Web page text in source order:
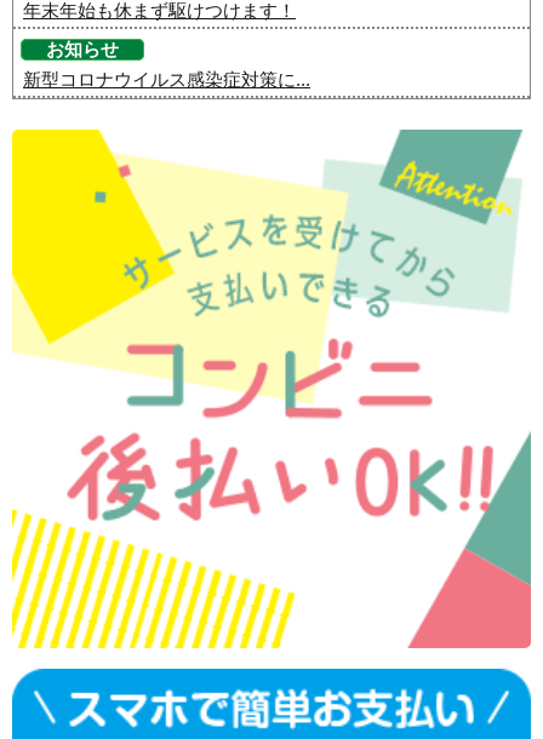
年末年始も休まず駆けつけます！
お知らせ
新型コロナウイルス感染症対策に...